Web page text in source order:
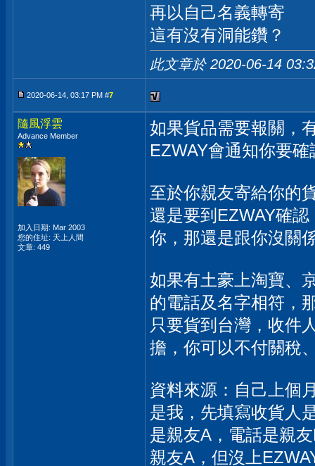
再以自己名義轉寄
這有沒有洞能鑽？
此文章於 2020-06-14
2020-06-14, 03:17 PM #7
隨風浮雲
Advance Member
加入日期: Mar 2003
您的住址: 天上人間
文章: 449
如果貨品需要報關，
EZWAY會通知你要
至於你親友寄給你的
還是要到EZWAY確
你，那還是跟你沒關
如果有土豪上淘寶、
的電話及名字相符，
只要貨到台灣，收件
擔，你可以不付關稅
資料來源：自己上個
是我，先填寫收貨人
是親友A，電話是親
親友A，但沒上